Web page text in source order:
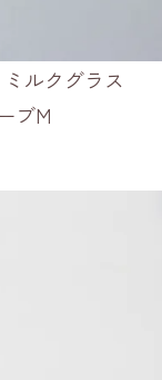
ルクグラス
ブM